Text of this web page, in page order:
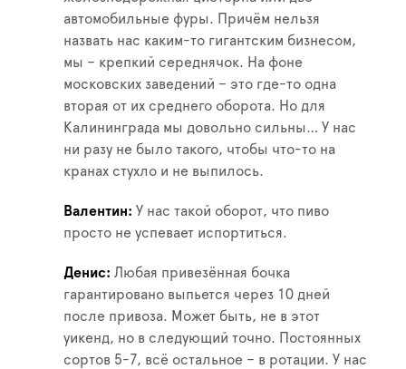
автомобильные фуры. Причём нельзя
назвать нас каким-то гигантским бизнесом,
мы – крепкий середнячок. На фоне
московских заведений – это где-то одна
вторая от их среднего оборота. Но для
Калининграда мы довольно сильны… У нас
ни разу не было такого, чтобы что-то на
кранах стухло и не выпилось.
Валентин
У нас такой оборот, что пиво
просто не успевает испортиться.
Денис
Любая привезённая бочка
гарантировано выпьется через 10 дней
после привоза. Может быть, не в этот
уикенд, но в следующий точно. Постоянных
сортов 5-7, всё остальное – в ротации. У нас